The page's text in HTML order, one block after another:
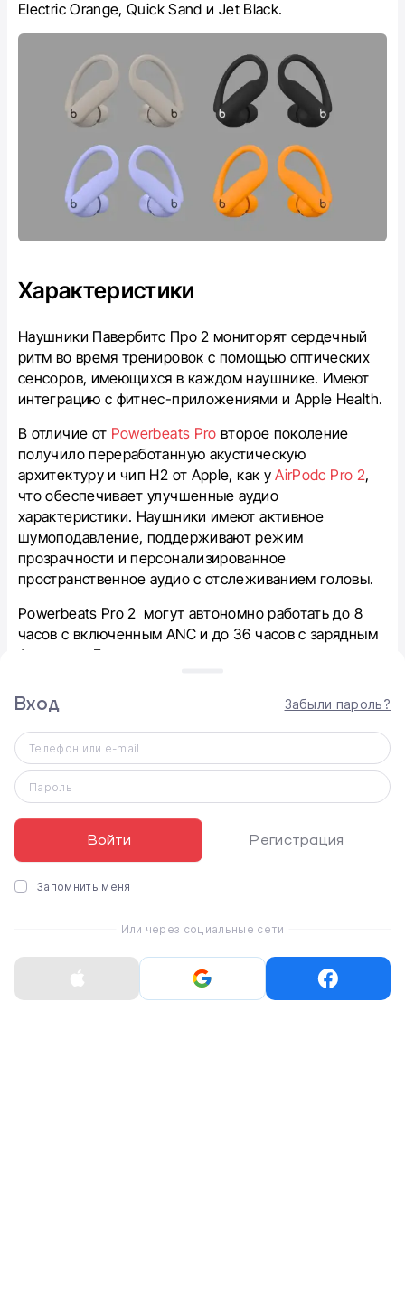
Electric Orange, Quick Sand и Jet Black.
Характеристики
Наушники Павербитс Про 2 мониторят сердечный
ритм во время тренировок с помощью оптических
сенсоров, имеющихся в каждом наушнике. Имеют
интеграцию с фитнес-приложениями и Apple Health.
В отличие от Powerbeats Pro второе поколение
получило переработанную акустическую
архитектуру и чип H2 от Apple, как уAirPodc Pro 2,
что обеспечивает улучшенные аудио
характеристики. Наушники имеют активное
шумоподавление, поддерживают режим
прозрачности и персонализированное
пространственное аудио с отслеживанием головы.
Powerbeats Pro 2 могут автономно работать до 8
часов с включенным ANC и до 36 часов с зарядным
футляром. Если не включать активное
45 часов воспроизведения с зарядным кейсом.
Можно продлить прослушивание на полтора часа с
помощью 5-минутной зарядки.
Преимущества
Беспроводные наушники Powerbeats Pro 2 имеют
продуманный компактный дизайн и превосходные
аудио характеристики, включая активное
спортивных тренировок и могут мониторить
iPhone, так и со смартфонами Android.
Вход Забыли пароль?
Телефон или e-mail
Пароль
Войти Регистрация
Запомнить меня
Или через социальные сети